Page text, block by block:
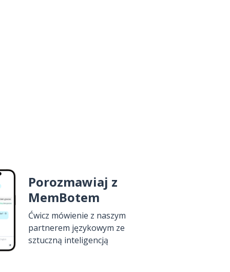
Porozmawiaj z
MemBotem
Ćwicz mówienie z naszym
partnerem językowym ze
sztuczną inteligencją